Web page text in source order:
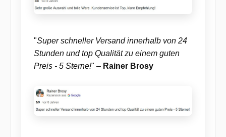
"Super schneller Versand innerhalb von 24
Stunden und top Qualität zu einem guten
Preis - 5 Sterne!" – Rainer Brosy